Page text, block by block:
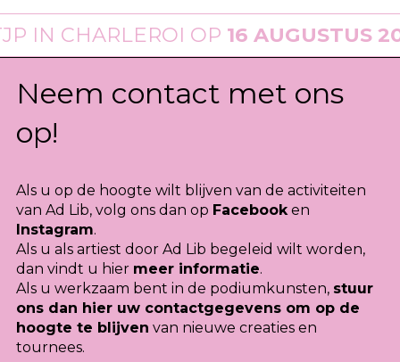
OP16 AUGUSTUS 2026·
Neem contact met ons
op!
Als u op de hoogte wilt blijven van de activiteiten
van Ad Lib, volg ons dan op Facebooken
Instagram.
Als u als artiest door Ad Lib begeleid wilt worden,
dan vindt u hier meer informatie.
Als u werkzaam bent in de podiumkunsten, stuur
ons dan hier uw contactgegevens om op de
hoogte te blijven van nieuwe creaties en
tournees.